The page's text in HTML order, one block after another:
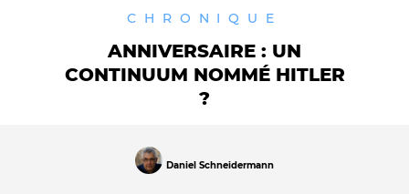
CHRONIQUE
ANNIVERSAIRE : UN
CONTINUUM NOMMÉ HITLER
?
Daniel Schneidermann